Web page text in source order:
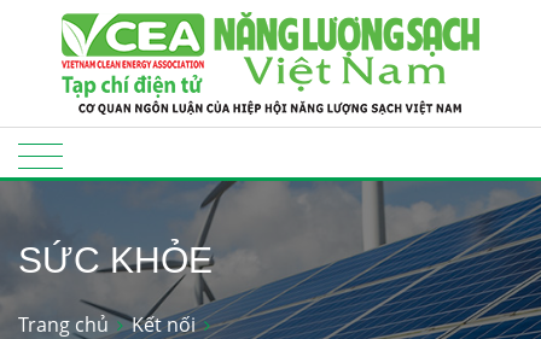
SỨC KHỎE
Trang chủ Kết nối